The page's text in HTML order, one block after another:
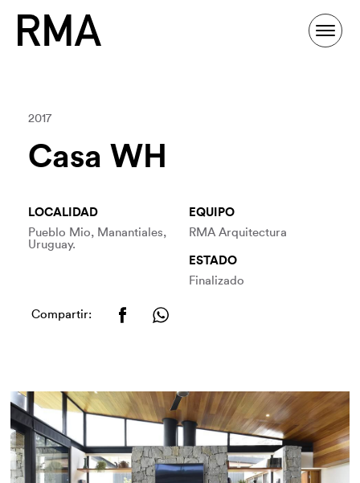
2017
Casa WH
LOCALIDAD
Pueblo Mio, Manantiales,
Uruguay.
EQUIPO
RMA Arquitectura
ESTADO
Finalizado
Compartir: